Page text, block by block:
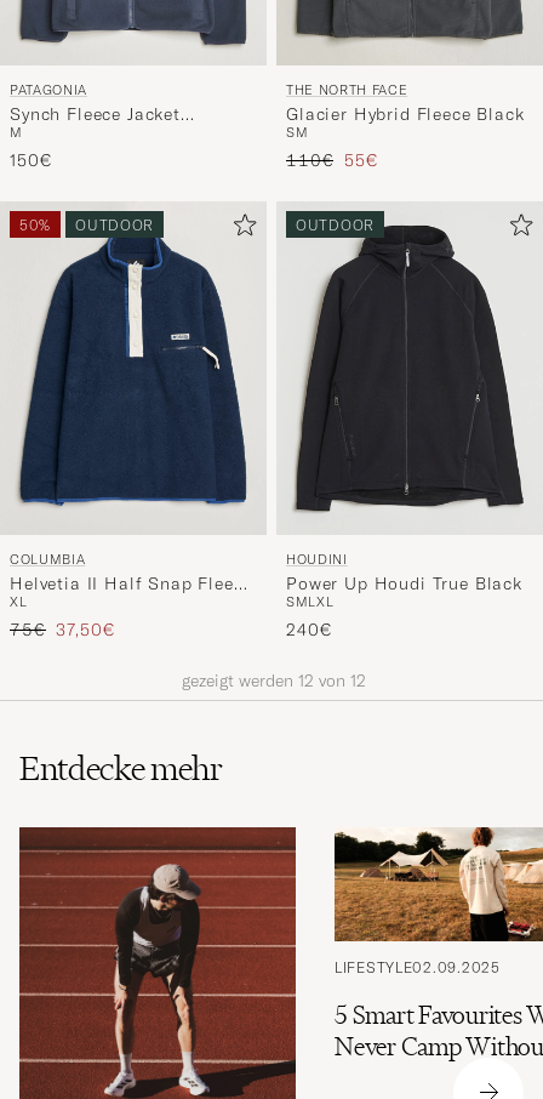
PATAGONIA
Synch Fleece Jacket
Smolder Blue
M
150€
THE NORTH FACE
Glacier Hybrid Fleece Black
SM
Regulärer Preis
110€ Reduzierter Preis
55€
50% OUTDOOR
COLUMBIA
Helvetia II Half Snap Fleece
Navy
XL
Regulärer Preis
75€ Reduzierter Preis
37,50€
OUTDOOR
HOUDINI
Power Up Houdi True Black
SMLXL
240€
gezeigt werden 12 von 12
Entdecke mehr
LIFESTYLE02.09.2025
5 Smart Favourites
Never Camp